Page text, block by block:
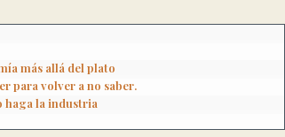
más allá del plato
Contra el gusto predecible: comer para volver a no saber.
haga la industria